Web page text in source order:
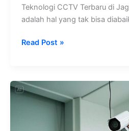
Teknologi CCTV Terbaru di
adalah hal yang tak bisa
Read Post »
CCTV
Berkualitas